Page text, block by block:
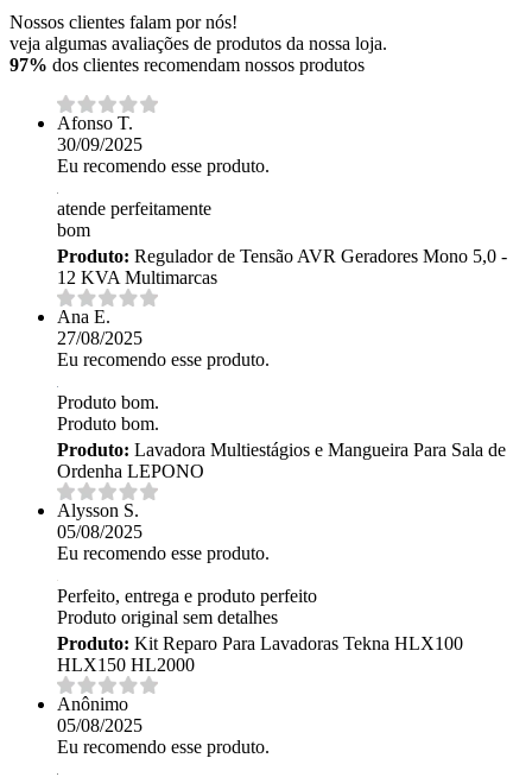
Nossos clientes falam por nós!
veja algumas avaliações de produtos da nossa loja.
97% dos clientes recomendam nossos produtos
Afonso T.
30/09/2025
Eu recomendo esse produto.
atende perfeitamente
bom
Produto: Regulador de Tensão AVR Geradores Mono 5,0 -
12 KVA Multimarcas
Ana E.
27/08/2025
Eu recomendo esse produto.
Produto bom.
Produto bom.
Produto: Lavadora Multiestágios e Mangueira Para Sala de
Ordenha LEPONO
Alysson S.
05/08/2025
Eu recomendo esse produto.
Perfeito, entrega e produto perfeito
Produto original sem detalhes
Produto: Kit Reparo Para Lavadoras Tekna HLX100
HLX150 HL2000
Anônimo
05/08/2025
Eu recomendo esse produto.